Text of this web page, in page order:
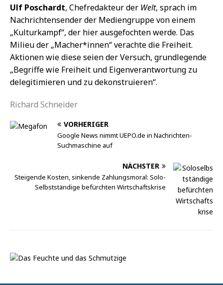
Ulf Poschardt, Chefredakteur der Welt, sprach im
Nachrichtensender der Mediengruppe von einem
„Kulturkampf“, der hier ausgefochten werde. Das
Milieu der „Macher*innen“ verachte die Freiheit.
Aktionen wie diese seien der Versuch, grundlegende
„Begriffe wie Freiheit und Eigenverantwortung zu
delegitimieren und zu dekonstruieren“.
Richard Schneider
VORHERIGER
Google News nimmt UEPO.de in Nachrichten-
Suchmaschine auf
NÄCHSTER
Steigende Kosten, sinkende Zahlungsmoral: Solo-
Selbstständige befürchten Wirtschaftskrise